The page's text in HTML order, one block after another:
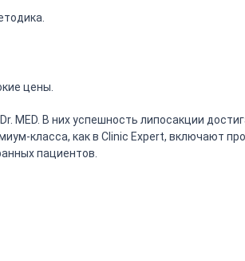
цены.
В них успешность липосакции
класса, как в Clinic Expert, включают
пациентов.